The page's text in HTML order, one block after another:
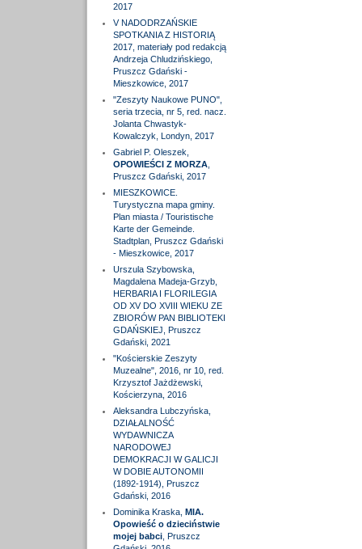
2017
V NADODRZAŃSKIE
SPOTKANIA Z HISTORIĄ
2017, materiały pod redakcją
Andrzeja Chludzińskiego,
Pruszcz Gdański -
Mieszkowice, 2017
"Zeszyty Naukowe PUNO",
seria trzecia, nr 5, red. nacz.
Jolanta Chwastyk-
Kowalczyk, Londyn, 2017
Gabriel P. Oleszek,
OPOWIEŚCI Z MORZA,
Pruszcz Gdański, 2017
MIESZKOWICE.
Turystyczna mapa gminy.
Plan miasta / Touristische
Karte der Gemeinde.
Stadtplan, Pruszcz Gdański
- Mieszkowice, 2017
Urszula Szybowska,
Magdalena Madeja-Grzyb,
HERBARIA I FLORILEGIA
OD XV DO XVIII WIEKU ZE
ZBIORÓW PAN BIBLIOTEKI
GDAŃSKIEJ, Pruszcz
Gdański, 2021
"Kościerskie Zeszyty
Muzealne", 2016, nr 10, red.
Krzysztof Jażdżewski,
Kościerzyna, 2016
Aleksandra Lubczyńska,
DZIAŁALNOŚĆ
WYDAWNICZA
NARODOWEJ
DEMOKRACJI W GALICJI
W DOBIE AUTONOMII
(1892-1914), Pruszcz
Gdański, 2016
Dominika Kraska, MIA.
Opowieść o dzieciństwie
mojej babci, Pruszcz